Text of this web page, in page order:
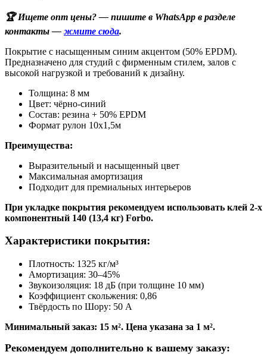
🏆 Ищете опт цены? — пишите в WhatsApp в разделе
контакты — жмите сюда.
Покрытие с насыщенным синим акцентом (50% EPDM).
Предназначено для студий с фирменным стилем, залов с
высокой нагрузкой и требований к дизайну.
Толщина: 8 мм
Цвет: чёрно-синий
Состав: резина + 50% EPDM
Формат рулон 10х1,5м
Преимущества:
Выразительный и насыщенный цвет
Максимальная амортизация
Подходит для премиальных интерьеров
При укладке покрытия рекомендуем использовать клей 2-х
компонентный 140 (13,4 кг) Forbo.
Характеристики покрытия:
Плотность: 1325 кг/м³
Амортизация: 30–45%
Звукоизоляция: 18 дБ (при толщине 10 мм)
Коэффициент скольжения: 0,86
Твёрдость по Шору: 50 A
Минимальный заказ: 15 м². Цена указана за 1 м².
Рекомендуем дополнительно к вашему заказу: